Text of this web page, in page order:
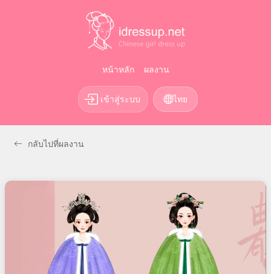
หน้าหลัก ผลงาน
เข้าสู่ระบบ ไทย
กลับไปที่ผลงาน